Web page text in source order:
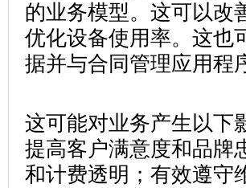
的业务模型。这可以改
优化设备使用率。这也
据并与合同管理应用程
这可能对业务产生以下
提高客户满意度和品牌
和计费透明；有效遵守